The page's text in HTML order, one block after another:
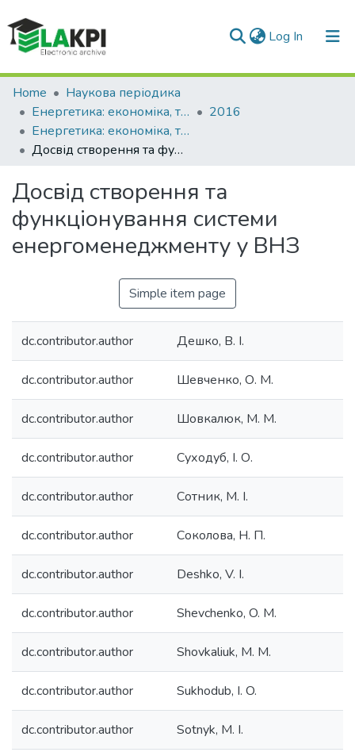
Log In (current)
Communities & Collections
All of DSpace
Statistics
Home
Наукова періодика
Енергетика: економіка, технології, екологія
2016
Енергетика: економіка, технології, екологія: науковий журнал, № 2 (44)
Досвід створення та функціонування системи енергоменеджменту у ВНЗ
Досвід створення та
функціонування системи
енергоменеджменту у ВНЗ
Simple item page
dc.contributor.author Дешко, В. І.
dc.contributor.author Шевченко, О. М.
dc.contributor.author Шовкалюк, М. М.
dc.contributor.author Суходуб, І. О.
dc.contributor.author Сотник, М. І.
dc.contributor.author Соколова, Н. П.
dc.contributor.author Deshko, V. I.
dc.contributor.author Shevchenko, O. M.
dc.contributor.author Shovkaliuk, M. M.
dc.contributor.author Sukhodub, I. O.
dc.contributor.author Sotnyk, M. I.